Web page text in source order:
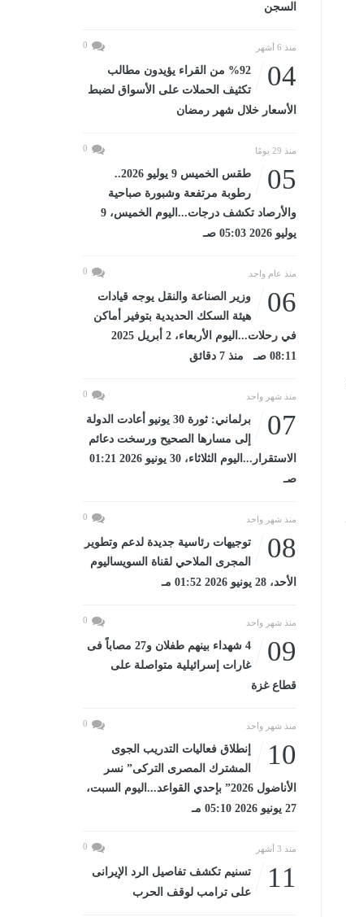
السجن
منذ 6 أشهر 0
04
%92 من القراء يؤيدون مطالب
تكثيف الحملات على الأسواق لضبط
الأسعار خلال شهر رمضان
منذ 29 يومًا 0
05
طقس الخميس 9 يوليو 2026..
رطوبة مرتفعة وشبورة صباحية
والأرصاد تكشف درجات...اليوم الخميس، 9
يوليو 2026 05:03 صـ
منذ عام واحد 0
06
وزير الصناعة والنقل يوجه قيادات
هيئة السكك الحديدية بتوفير أماكن
في رحلات...اليوم الأربعاء، 2 أبريل 2025
08:11 صـ منذ 7 دقائق
منذ شهر واحد 0
07
برلماني: ثورة 30 يونيو أعادت الدولة
إلى مسارها الصحيح ورسخت دعائم
الاستقرار...اليوم الثلاثاء، 30 يونيو 2026 01:21
صـ
منذ شهر واحد 0
08
توجيهات رئاسية جديدة لدعم وتطوير
المجرى الملاحي لقناة السويساليوم
الأحد، 28 يونيو 2026 01:52 مـ
منذ شهر واحد 0
09
4 شهداء بينهم طفلان و27 مصاباً فى
غارات إسرائيلية متواصلة على
قطاع غزة
منذ شهر واحد 0
10
إنطلاق فعاليات التدريب الجوى
المشترك المصرى التركى” نسر
الأناضول 2026” بإحدي القواعد...اليوم السبت،
27 يونيو 2026 05:10 مـ
منذ 3 أشهر 0
11
تسنيم تكشف تفاصيل الرد الإيرانى
على ترامب لوقف الحرب